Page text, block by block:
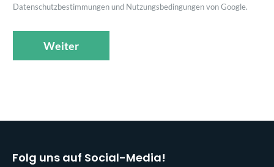
Datenschutzbestimmungen und Nutzungsbedingungen von Google.
Weiter
Folg uns auf Social-Media!